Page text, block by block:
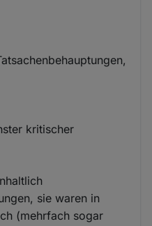
kritischer
sie waren in
(mehrfach sogar